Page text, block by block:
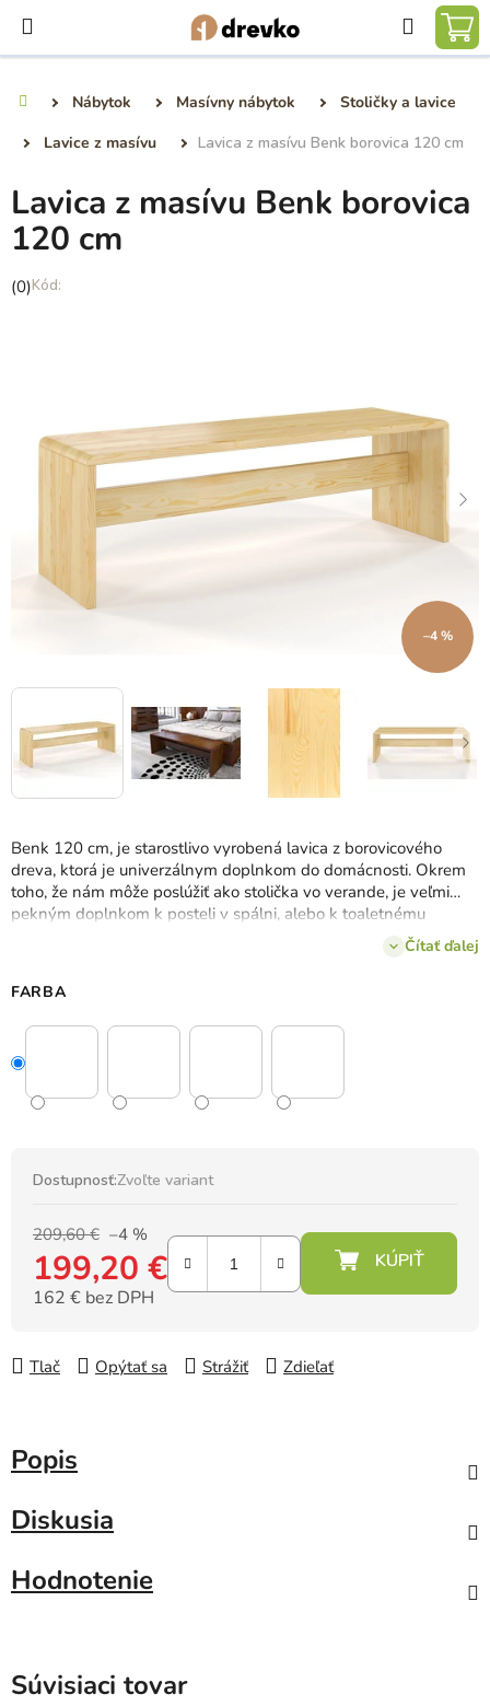
obsah
Hľadať
Nábytok Masívny nábytok
Stoličky a lavice
Lavice z masívu
Lavica z masívu Benk borovica 120 cm
Benk 120 cm, je starostlivo vyrobená lavica z borovicového
dreva, ktorá je univerzálnym doplnkom do domácnosti. Okrem
toho, že nám môže poslúžiť ako stolička vo verande, je veľmi
pekným doplnkom k posteli v spálni, alebo k toaletnému
stolíku. Lavica je okrem kvalitného dreva spojená aj doskou,
ktorá spája oboje strán, čím je zabezpečená pevnosť lavice.
Čítať ďalej
FARBA
Dostupnosť:Zvoľte variant
209,60 € –4 %
199,20 €
162 € bez DPH
Tlač
Opýtať sa Strážiť Zdieľať
Lavica z masívu Benk borovica
120 cm
Priemerné
hviezdičiek.
(0)
–4 %
Popis
Diskusia
Hodnotenie
Súvisiaci tovar